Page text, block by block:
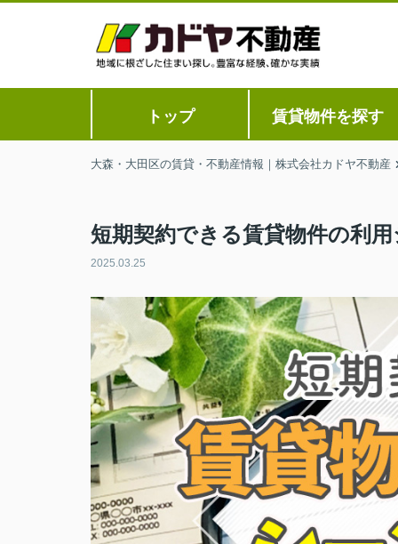
トップ 賃貸物件を探す
大森・大田区の賃貸・不動産情報｜株式会社カドヤ不動産
短期契約できる賃貸物件の利
2025.03.25